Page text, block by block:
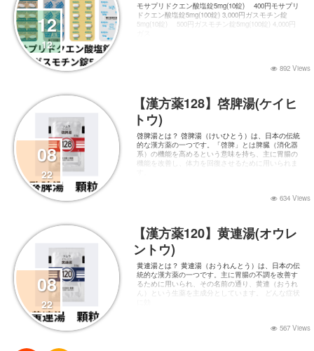
12
12
892 Views
モサプリドクエン酸塩錠5mg(10錠) 400円モサプリ
ドクエン酸塩錠5mg(100錠) 3,000円ガスモチン錠
5mg(10錠) 500円ガスモチン錠5mg(100錠) 4,000円
08
22
【漢方薬128】啓脾湯(ケイヒ
トウ)
634 Views
啓脾湯とは？ 啓脾湯（けいひとう）は、日本の伝統
的な漢方薬の一つです。「啓脾」とは脾臓（消化器
系）の機能を高めるという意味を持ち、主に胃腸の
機能を改善し、体力を回復させるために用いられま
08
22
【漢方薬120】黄連湯(オウレ
ントウ)
567 Views
黄連湯とは？ 黄連湯（おうれんとう）は、日本の伝
統的な漢方薬の一つです。主に胃腸の不調を改善す
るために用いられ、その名前の通り、黄連（おうれ
ん）という生薬を主成分としています。 どんな症状